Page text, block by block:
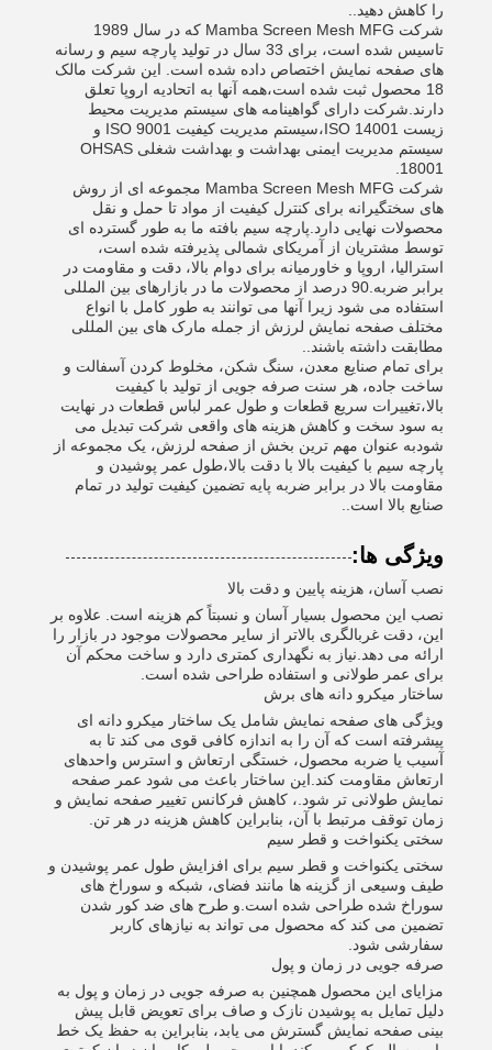
را کاهش دهید..
شرکت Mamba Screen Mesh MFG که در سال 1989
تاسیس شده است، برای 33 سال در تولید پارچه سیم و رسانه
های صفحه نمایش اختصاص داده شده است. این شرکت مالک
18 محصول ثبت شده است،همه آنها به اتحادیه اروپا تعلق
دارند.شرکت دارای گواهینامه های سیستم مدیریت محیط
زیست ISO 14001،سیستم مدیریت کیفیت ISO 9001 و
سیستم مدیریت ایمنی بهداشت و بهداشت شغلی OHSAS
18001.
شرکت Mamba Screen Mesh MFG مجموعه ای از روش
های سختگیرانه برای کنترل کیفیت از مواد تا حمل و نقل
محصولات نهایی دارد.پارچه سیم بافته ما به طور گسترده ای
توسط مشتریان از آمریکای شمالی پذیرفته شده است،
استرالیا، اروپا و خاورمیانه برای دوام بالا، دقت و مقاومت در
برابر ضربه.90 درصد از محصولات ما در بازارهای بین المللی
استفاده می شود زیرا آنها می توانند به طور کامل با انواع
مختلف صفحه نمایش لرزش از جمله مارک های بین المللی
مطابقت داشته باشند..
برای تمام صنایع معدن، سنگ شکن، مخلوط کردن آسفالت و
ساخت جاده، هر سنت صرفه جویی از تولید با کیفیت
بالا،تغییرات سریع قطعات و طول عمر لباس قطعات در نهایت
به سود سخت و کاهش هزینه های واقعی شرکت تبدیل می
شودبه عنوان مهم ترین بخش از صفحه لرزش، یک مجموعه از
پارچه سیم با کیفیت بالا با دقت بالا،طول عمر پوشیدن و
مقاومت بالا در برابر ضربه پایه تضمین کیفیت تولید در تمام
صنایع بالا است..
ویژگی ها:
نصب آسان، هزینه پایین و دقت بالا
نصب این محصول بسیار آسان و نسبتاً کم هزینه است. علاوه بر
این، دقت غربالگری بالاتر از سایر محصولات موجود در بازار را
ارائه می دهد.نیاز به نگهداری کمتری دارد و ساخت محکم آن
برای عمر طولانی و استفاده طراحی شده است.
ساختار میکرو دانه های برش
ویژگی های صفحه نمایش شامل یک ساختار میکرو دانه ای
پیشرفته است که آن را به اندازه کافی قوی می کند تا به
آسیب یا ضربه محصول، خستگی ارتعاش و استرس واحدهای
ارتعاش مقاومت کند.این ساختار باعث می شود عمر صفحه
نمایش طولانی تر شود.، کاهش فرکانس تغییر صفحه نمایش و
زمان توقف مرتبط با آن، بنابراین کاهش هزینه در هر تن.
سختی یکنواخت و قطر سیم
سختی یکنواخت و قطر سیم برای افزایش طول عمر پوشیدن و
طیف وسیعی از گزینه ها مانند فضای، شبکه و سوراخ های
سوراخ شده طراحی شده است.و طرح های ضد کور شدن
تضمین می کند که محصول می تواند به نیازهای کاربر
سفارشی شود.
صرفه جویی در زمان و پول
مزایای این محصول همچنین به صرفه جویی در زمان و پول به
دلیل تمایل به پوشیدن نازک و صاف برای تعویض قابل پیش
بینی صفحه نمایش گسترش می یابد، بنابراین به حفظ یک خط